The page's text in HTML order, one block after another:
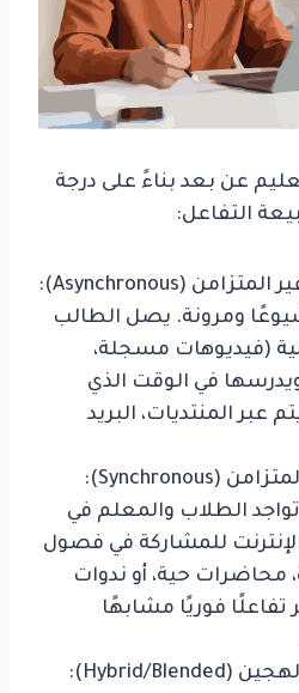
عن بعد بناءً على درجة
التفاعل:
التعليم عن بعد غير المتزامن (Asynchronous):
شيوعًا ومرونة. يصل الطالب
(فيديوهات مسجلة،
في الوقت الذي
عبر المنتديات، البريد
التعليم عن بعد المتزامن (Synchronous):
الطلاب والمعلم في
للمشاركة في فصول
محاضرات حية، أو ندوات
تفاعلًا فوريًا مشابهًا
التعليم عن بعد الهجين (Hybrid/Blended):